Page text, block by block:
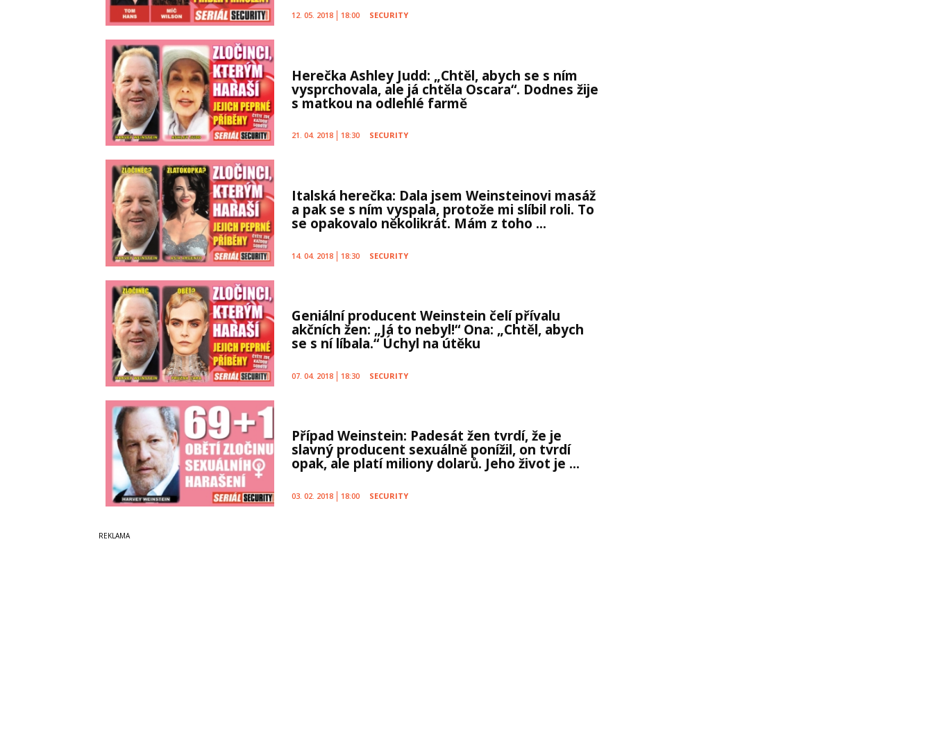
12. 05. 2018 18:00 SECURITY
Herečka Ashley Judd: „Chtěl, abych se s ním
vysprchovala, ale já chtěla Oscara“. Dodnes žije
s matkou na odlehlé farmě
21. 04. 2018 18:30 SECURITY
Italská herečka: Dala jsem Weinsteinovi masáž
a pak se s ním vyspala, protože mi slíbil roli. To
se opakovalo několikrát. Mám z toho ...
14. 04. 2018 18:30 SECURITY
Geniální producent Weinstein čelí přívalu
akčních žen: „Já to nebyl!“ Ona: „Chtěl, abych
se s ní líbala.“ Úchyl na útěku
07. 04. 2018 18:30 SECURITY
Případ Weinstein: Padesát žen tvrdí, že je
slavný producent sexuálně ponížil, on tvrdí
opak, ale platí miliony dolarů. Jeho život je ...
03. 02. 2018 18:00 SECURITY